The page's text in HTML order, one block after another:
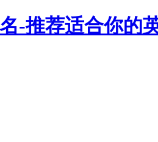
-推荐适合你的